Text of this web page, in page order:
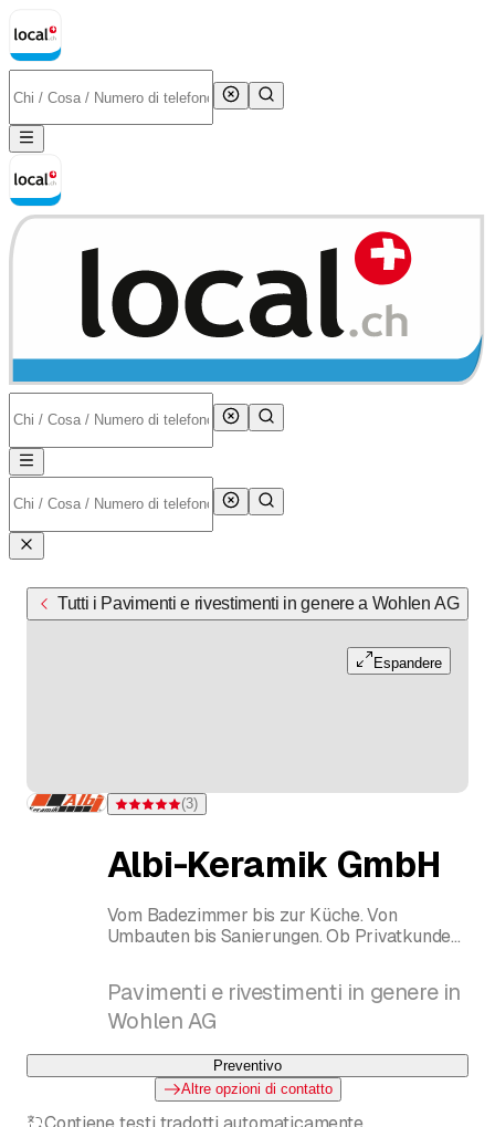
Tutti i Pavimenti e rivestimenti in genere a Wohlen AG
Espandere
Valutazione 5 di 5 stelle su 3 valutazioni
(3)
Albi-Keramik GmbH
Vom Badezimmer bis zur Küche. Von
Umbauten bis Sanierungen. Ob Privatkunden,
Pavimenti e rivestimenti in genere in
Wohlen AG
Preventivo
Altre opzioni di contatto